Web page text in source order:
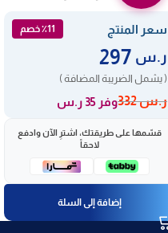
سعر المنتج ٪11 خصم
ر.س
( يشمل الضريبة المضافة )
ر.س332 وفر 35 ر.س
قسّمها على طريقتك، اشترِ الآن وادفع
لاحقاً
إضافة إلى السلة